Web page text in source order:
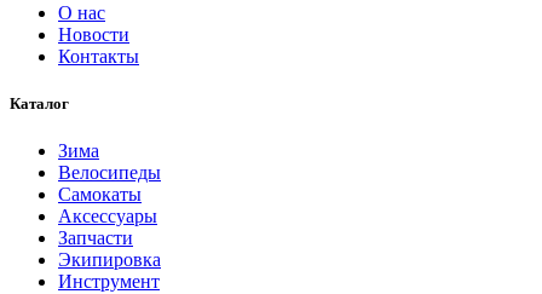
О нас
Новости
Контакты
Каталог
Зима
Велосипеды
Самокаты
Аксессуары
Запчасти
Экипировка
Инструмент